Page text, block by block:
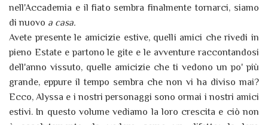
nell'Accademia e il fiato sembra finalmente tornarci, siamo
di nuovo a casa.
Avete presente le amicizie estive, quelli amici che rivedi in
pieno Estate e partono le gite e le avventure raccontandosi
dell'anno vissuto, quelle amicizie che ti vedono un po' più
grande, eppure il tempo sembra che non vi ha diviso mai?
Ecco, Alyssa e i nostri personaggi sono ormai i nostri amici
estivi. In questo volume vediamo la loro crescita e ciò non